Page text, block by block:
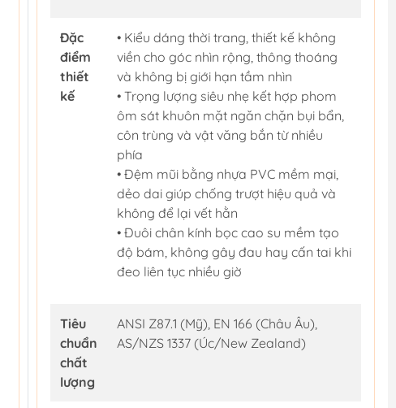
Đặc
điểm
thiết
kế
• Kiểu dáng thời trang, thiết kế không
viền cho góc nhìn rộng, thông thoáng
và không bị giới hạn tầm nhìn
• Trọng lượng siêu nhẹ kết hợp phom
ôm sát khuôn mặt ngăn chặn bụi bẩn,
côn trùng và vật văng bắn từ nhiều
phía
• Đệm mũi bằng nhựa PVC mềm mại,
dẻo dai giúp chống trượt hiệu quả và
không để lại vết hằn
• Đuôi chân kính bọc cao su mềm tạo
độ bám, không gây đau hay cấn tai khi
đeo liên tục nhiều giờ
Tiêu
chuẩn
chất
lượng
ANSI Z87.1 (Mỹ), EN 166 (Châu Âu),
AS/NZS 1337 (Úc/New Zealand)